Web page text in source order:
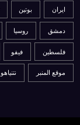
ايران بوتين
دمشق روسيا
فلسطين فيفو
موقع المنبر نتنياهو